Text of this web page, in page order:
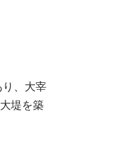
り、大宰
堤を築